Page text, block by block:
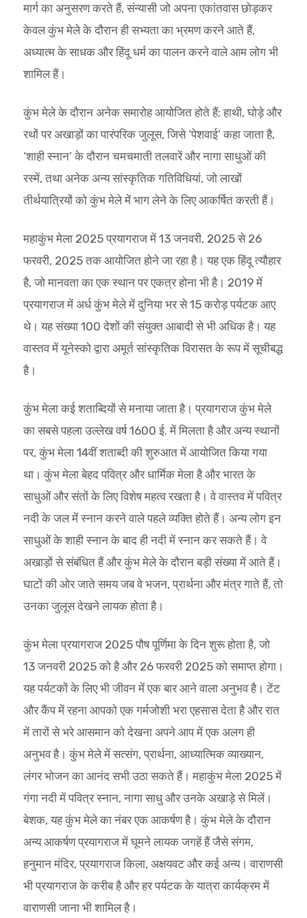
मार्ग का अनुसरण करते हैं, संन्यासी जो अपना एकांतवास छोड़कर
केवल कुंभ मेले के दौरान ही सभ्यता का भ्रमण करने आते हैं,
अध्यात्म के साधक और हिंदू धर्म का पालन करने वाले आम लोग भी
शामिल हैं।
कुंभ मेले के दौरान अनेक समारोह आयोजित होते हैं; हाथी, घोड़े और
रथों पर अखाड़ों का पारंपरिक जुलूस, जिसे ‘पेशवाई’ कहा जाता है,
‘शाही स्नान’ के दौरान चमचमाती तलवारें और नागा साधुओं की
रस्में, तथा अनेक अन्य सांस्कृतिक गतिविधियां, जो लाखों
तीर्थयात्रियों को कुंभ मेले में भाग लेने के लिए आकर्षित करती हैं।
महाकुंभ मेला 2025 प्रयागराज में 13 जनवरी, 2025 से 26
फरवरी, 2025 तक आयोजित होने जा रहा है। यह एक हिंदू त्यौहार
है, जो मानवता का एक स्थान पर एकत्र होना भी है। 2019 में
प्रयागराज में अर्ध कुंभ मेले में दुनिया भर से 15 करोड़ पर्यटक आए
थे। यह संख्या 100 देशों की संयुक्त आबादी से भी अधिक है। यह
वास्तव में यूनेस्को द्वारा अमूर्त सांस्कृतिक विरासत के रूप में सूचीबद्ध
है।
कुंभ मेला कई शताब्दियों से मनाया जाता है। प्रयागराज कुंभ मेले
का सबसे पहला उल्लेख वर्ष 1600 ई. में मिलता है और अन्य स्थानों
पर, कुंभ मेला 14वीं शताब्दी की शुरुआत में आयोजित किया गया
था। कुंभ मेला बेहद पवित्र और धार्मिक मेला है और भारत के
साधुओं और संतों के लिए विशेष महत्व रखता है। वे वास्तव में पवित्र
नदी के जल में स्नान करने वाले पहले व्यक्ति होते हैं। अन्य लोग इन
साधुओं के शाही स्नान के बाद ही नदी में स्नान कर सकते हैं। वे
अखाड़ों से संबंधित हैं और कुंभ मेले के दौरान बड़ी संख्या में आते हैं।
घाटों की ओर जाते समय जब वे भजन, प्रार्थना और मंत्र गाते हैं, तो
उनका जुलूस देखने लायक होता है।
कुंभ मेला प्रयागराज 2025 पौष पूर्णिमा के दिन शुरू होता है, जो
13 जनवरी 2025 को है और 26 फरवरी 2025 को समाप्त होगा।
यह पर्यटकों के लिए भी जीवन में एक बार आने वाला अनुभव है। टेंट
और कैंप में रहना आपको एक गर्मजोशी भरा एहसास देता है और रात
में तारों से भरे आसमान को देखना अपने आप में एक अलग ही
अनुभव है। कुंभ मेले में सत्संग, प्रार्थना, आध्यात्मिक व्याख्यान,
लंगर भोजन का आनंद सभी उठा सकते हैं। महाकुंभ मेला 2025 में
गंगा नदी में पवित्र स्नान, नागा साधु और उनके अखाड़े से मिलें।
बेशक, यह कुंभ मेले का नंबर एक आकर्षण है। कुंभ मेले के दौरान
अन्य आकर्षण प्रयागराज में घूमने लायक जगहें हैं जैसे संगम,
हनुमान मंदिर, प्रयागराज किला, अक्षयवट और कई अन्य। वाराणसी
भी प्रयागराज के करीब है और हर पर्यटक के यात्रा कार्यक्रम में
वाराणसी जाना भी शामिल है।